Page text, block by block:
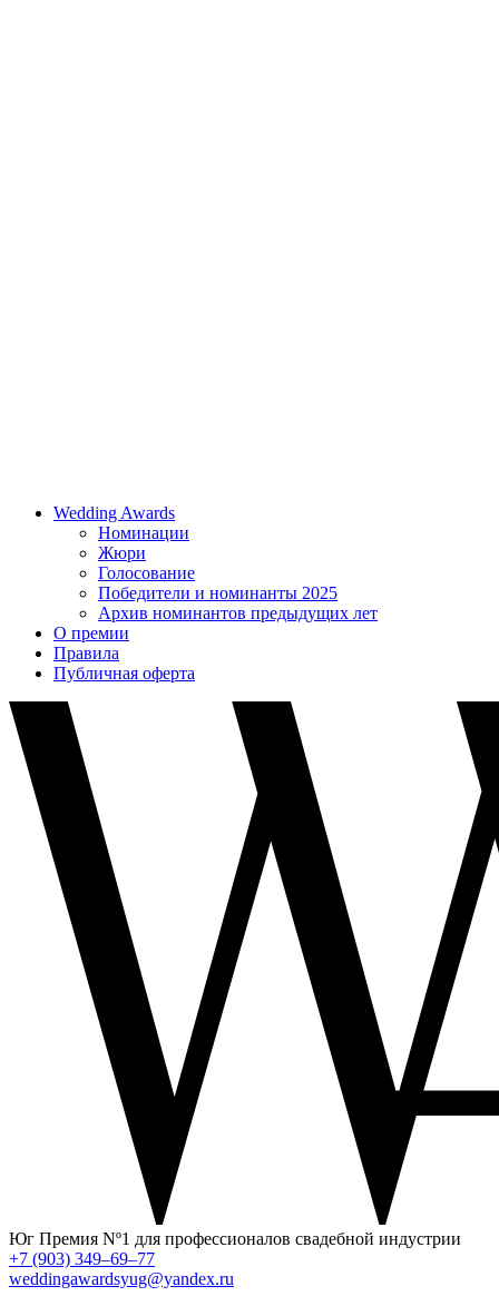
Wedding Awards
Номинации
Жюри
Голосование
Победители и номинанты 2025
Архив номинантов предыдущих лет
О премии
Правила
Публичная оферта
Юг Премия Nº1 для профессионалов свадебной индустрии
+7 (903) 349–69–77
weddingawardsyug@yandex.ru